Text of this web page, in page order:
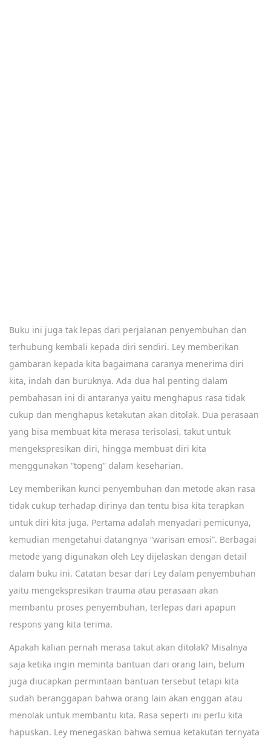
Buku ini juga tak lepas dari perjalanan penyembuhan dan
terhubung kembali kepada diri sendiri. Ley memberikan
gambaran kepada kita bagaimana caranya menerima diri
kita, indah dan buruknya. Ada dua hal penting dalam
pembahasan ini di antaranya yaitu menghapus rasa tidak
cukup dan menghapus ketakutan akan ditolak. Dua perasaan
yang bisa membuat kita merasa terisolasi, takut untuk
mengekspresikan diri, hingga membuat diri kita
menggunakan “topeng” dalam keseharian.
Ley memberikan kunci penyembuhan dan metode akan rasa
tidak cukup terhadap dirinya dan tentu bisa kita terapkan
untuk diri kita juga. Pertama adalah menyadari pemicunya,
kemudian mengetahui datangnya “warisan emosi”. Berbagai
metode yang digunakan oleh Ley dijelaskan dengan detail
dalam buku ini. Catatan besar dari Ley dalam penyembuhan
yaitu mengekspresikan trauma atau perasaan akan
membantu proses penyembuhan, terlepas dari apapun
respons yang kita terima.
Apakah kalian pernah merasa takut akan ditolak? Misalnya
saja ketika ingin meminta bantuan dari orang lain, belum
juga diucapkan permintaan bantuan tersebut tetapi kita
sudah beranggapan bahwa orang lain akan enggan atau
menolak untuk membantu kita. Rasa seperti ini perlu kita
hapuskan. Ley menegaskan bahwa semua ketakutan ternyata